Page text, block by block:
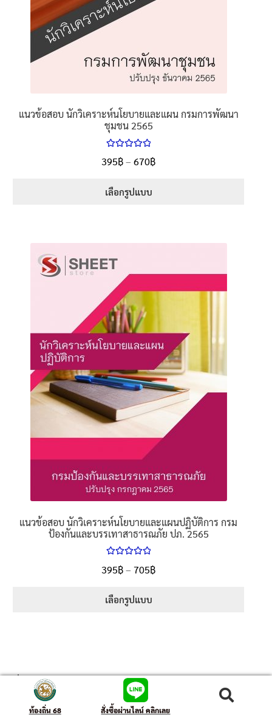
แนวข้อสอบ นักวิเคราะห์นโยบายและแผน กรมการพัฒนา
ชุมชน 2565
ให้คะแนน
5.00
ตั้งแต่
395฿– 670฿
เลือกรูปแบบ
แนวข้อสอบ นักวิเคราะห์นโยบายและแผนปฏิบัติการ กรม
ป้องกันและบรรเทาสาธารณภัย ปภ. 2565
5.00
ตั้งแต่
395฿– 705฿
เลือกรูปแบบ
สั่งหนังสือ แอด Line ID :@booksdd (มี @ ข้างหน้า)
ท้องถิ่น 68 สั่งซื้อผ่านไลน์ คลิกเลย